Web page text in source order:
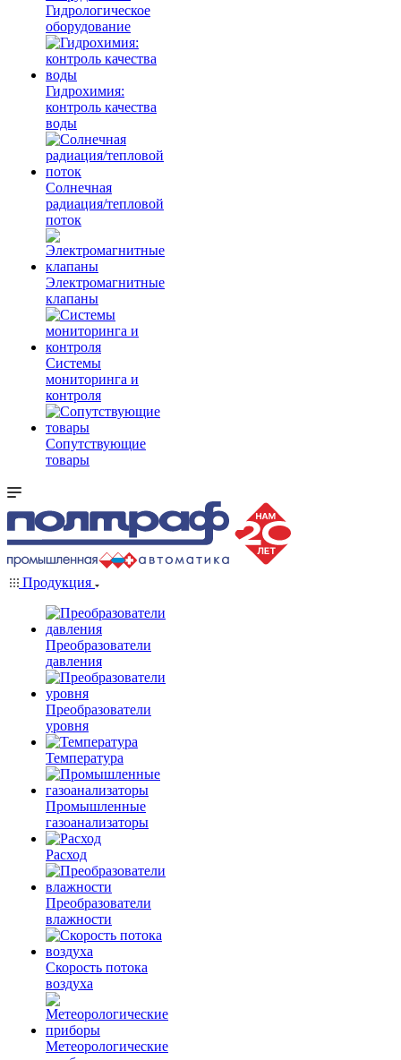
Гидрологическое
оборудование
Гидрохимия:
контроль качества
воды
Солнечная
радиация/тепловой
поток
Электромагнитные
клапаны
Системы
мониторинга и
контроля
Сопутствующие
товары
Продукция
Преобразователи
давления
Преобразователи
уровня
Температура
Промышленные
газоанализаторы
Расход
Преобразователи
влажности
Скорость потока
воздуха
Метеорологические